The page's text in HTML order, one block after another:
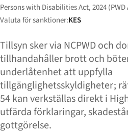
Persons with Disabilities Act, 2024 (PWD
Valuta för sanktioner:KES
Tillsyn sker via NCPWD och
tillhandahåller brott och
underlåtenhet att uppfylla
tillgänglighetsskyldigheter;
54 kan verkställas direkt i
utfärda förklaringar,
gottgörelse.